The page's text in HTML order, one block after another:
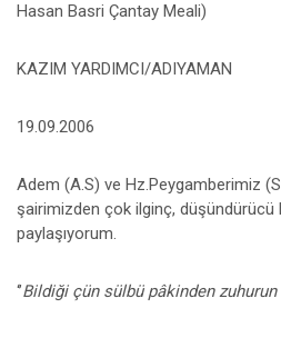
Hasan Basri Çantay Meali)
KAZIM YARDIMCI/ADIYAMAN
19.09.2006
Adem (A.S) ve Hz.Peygamberimiz
şairimizden çok ilginç, düşündürücü
paylaşıyorum.
‘’Bildiği çün sülbü pâkinden zuhurun